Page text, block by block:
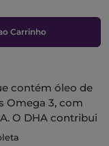
Carrinho
contém óleo de
Omega 3, com
O DHA contribui
cerebral,